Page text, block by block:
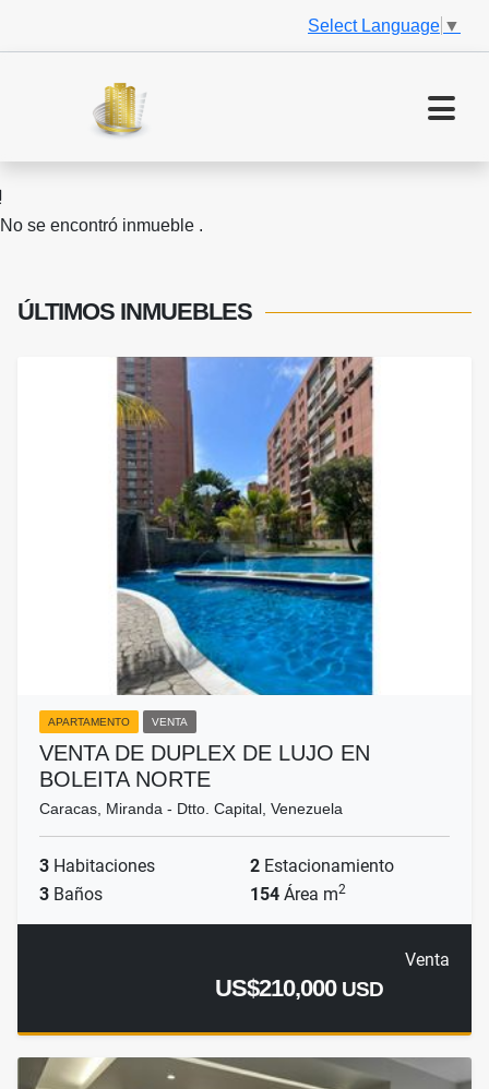
Select Language ▼
No se encontró inmueble .
ÚLTIMOS INMUEBLES
APARTAMENTO VENTA
VENTA DE DUPLEX DE LUJO EN
BOLEITA NORTE
Caracas, Miranda - Dtto. Capital, Venezuela
3 Habitaciones 2 Estacionamiento
3 Baños 154 Área m2
Venta
US$210,000 USD